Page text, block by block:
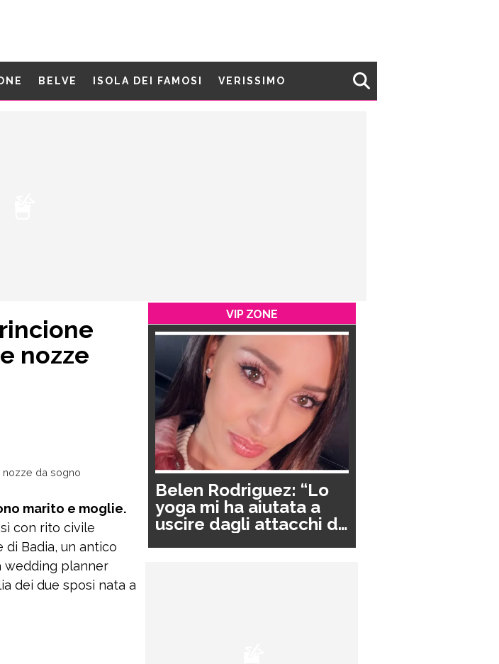
BELVE ISOLA DEI FAMOSI VERISSIMO
nozze
marito e moglie.
con rito civile
Badia, un antico
wedding planner
dei due sposi nata a
VIP ZONE
Belen Rodriguez: “Lo
yoga mi ha aiutata a
uscire dagli attacchi di